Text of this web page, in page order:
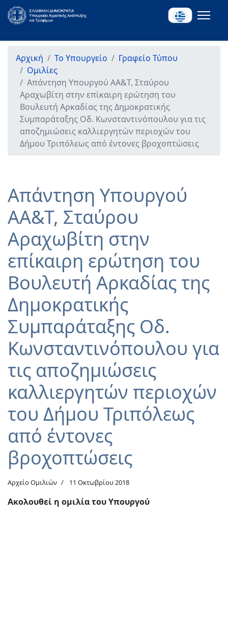
Αρχική Το Υπουργείο
Γραφείο Τύπου
Ομιλίες
Aπάντηση Υπουργού ΑΑ&Τ, Σταύρου
Αραχωβίτη στην επίκαιρη ερώτηση του
Βουλευτή Αρκαδίας της Δημοκρατικής
Συμπαράταξης Οδ. Κωνσταντινόπουλου για τις
αποζημιώσεις καλλιεργητών περιοχών του
Δήμου Τριπόλεως από έντονες βροχοπτώσεις
Aπάντηση Υπουργού
ΑΑ&Τ, Σταύρου
Αραχωβίτη στην
επίκαιρη ερώτηση του
Βουλευτή Αρκαδίας της
Δημοκρατικής
Συμπαράταξης Οδ.
Κωνσταντινόπουλου για
τις αποζημιώσεις
καλλιεργητών περιοχών
του Δήμου Τριπόλεως
από έντονες
βροχοπτώσεις
Αρχείο Ομιλιών 11 Οκτωβρίου 2018
Ακολουθεί η ομιλία του Υπουργού